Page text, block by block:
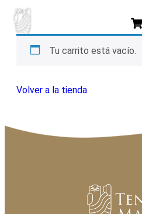
Tu carrito está vacío.
Volver a la tienda